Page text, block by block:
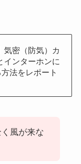
気密（防気）カ
インターホンに
法をレポート
風が来な